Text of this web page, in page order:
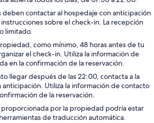
deben contactar al hospedaje con anticipación
sobre el check-in. La recepción
limitado.
como mínimo, 48 horas antes de tu
el check-in. Utiliza la información de
en la confirmación de la reservación.
llegar después de las 22:00, contacta a la
Utiliza la información de contacto
de la reservación.
proporcionada por la propiedad podría estar
de traducción automática.